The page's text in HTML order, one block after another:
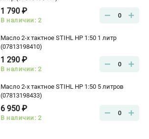
1 790 ₽
В наличии: 2
0
Масло 2-х тактное STIHL HP 1:50 1 литр
(07813198410)
1 290 ₽
В наличии: 2
0
Масло 2-х тактное STIHL HP 1:50 5 литров
(07813198433)
6 950 ₽
В наличии: 2
0